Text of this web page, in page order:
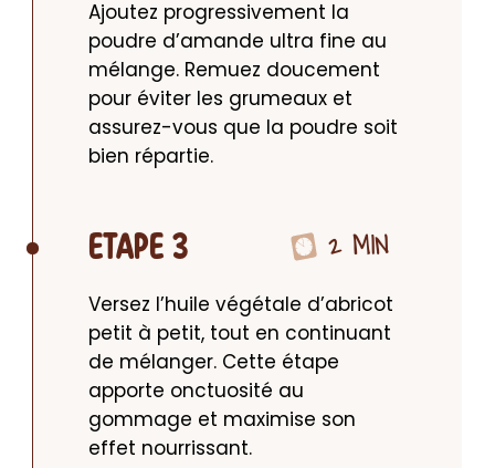
Ajoutez progressivement la
poudre d’amande ultra fine au
mélange. Remuez doucement
pour éviter les grumeaux et
assurez-vous que la poudre soit
bien répartie.
ETAPE 3 2 MIN
Versez l’huile végétale d’abricot
petit à petit, tout en continuant
de mélanger. Cette étape
apporte onctuosité au
gommage et maximise son
effet nourrissant.